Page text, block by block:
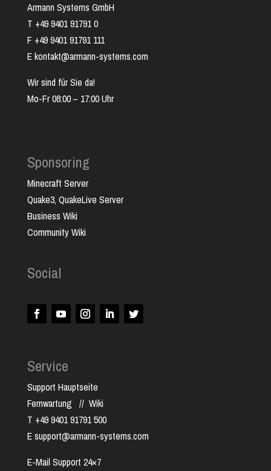
Armann Systems GmbH
T +49 9401 91791 0
F +49 9401 91791 111
E kontakt@armann-systems.com
Wir sind für Sie da!
Mo-Fr 08:00 – 17:00 Uhr
Sponsoring
Minecraft Server
Quake3, QuakeLive Server
Business Wiki
Community Wiki
Social
Service
Support Hauptseite
Fernwartung // Wiki
T +49 9401 91791 500
E support@armann-systems.com
E-Mail Support 24×7